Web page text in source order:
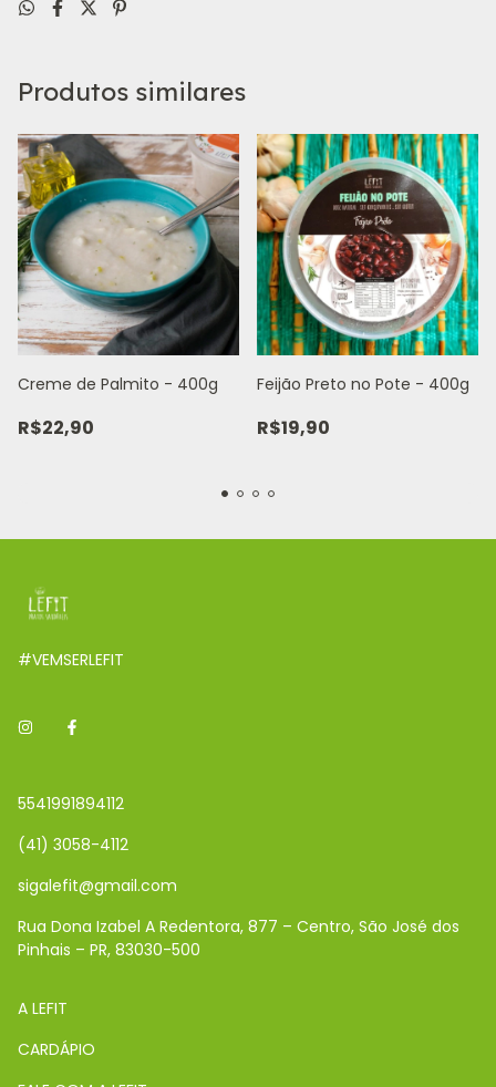
Produtos similares
Creme de Palmito - 400g
R$22,90
Feijão Preto no Pote - 400g
R$19,90
#VEMSERLEFIT
5541991894112
(41) 3058-4112
sigalefit@gmail.com
Rua Dona Izabel A Redentora, 877 – Centro, São José dos
Pinhais – PR, 83030-500
A LEFIT
CARDÁPIO